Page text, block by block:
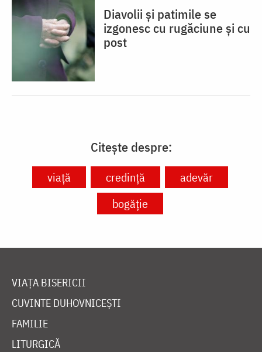
Diavolii și patimile se
izgonesc cu rugăciune și cu
post
Citește despre:
viață credință
adevăr
bogăție
VIAȚA BISERICII
CUVINTE DUHOVNICEȘTI
FAMILIE
LITURGICĂ